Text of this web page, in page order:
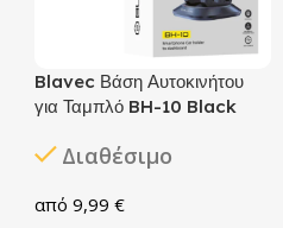
Blavec Βάση Αυτοκινήτου
για Ταμπλό BH-10 Black
Διαθέσιμο
9,99 €